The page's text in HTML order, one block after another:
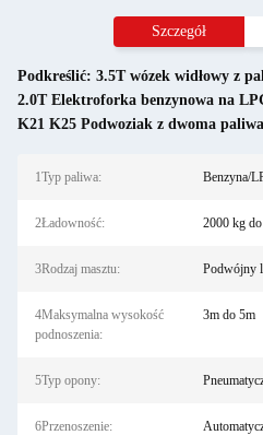
Szczegół
Podkreślić: 3.5T wózek widłowy z
2.0T Elektroforka benzynowa na
K21 K25 Podwoziak z dwoma
1Typ paliwa: Benzyna/
2Ładowność: 2000 kg
3Rodzaj masztu: Podwójny
4Maksymalna wysokość
podnoszenia:
3m do 5m
5Typ opony:
6Przenoszenie: